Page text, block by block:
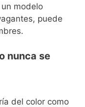
modelo
puede
nunca se
del color como